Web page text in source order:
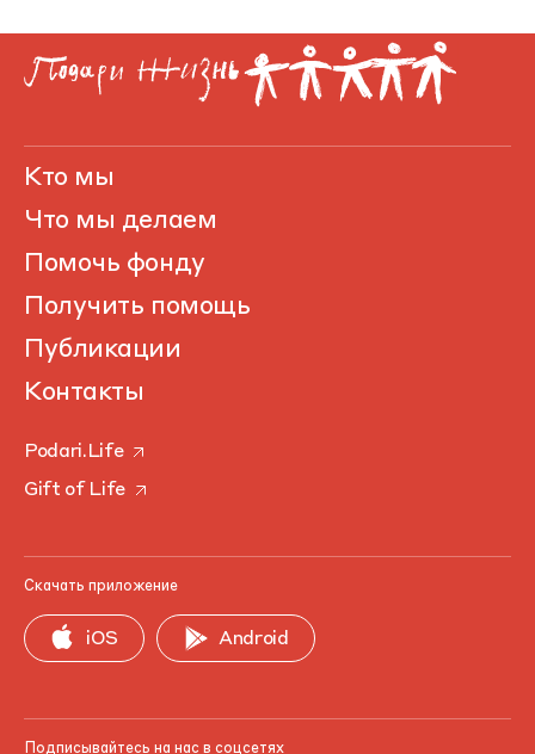
Кто мы
Что мы делаем
Помочь фонду
Получить помощь
Публикации
Контакты
Podari.Life
Gift of Life
Скачать приложение
iOS Android
Подписывайтесь на нас в соцсетях